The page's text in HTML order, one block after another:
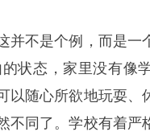
不是个例，而是一
状态，家里没有像
以随心所欲地玩耍、
不同了。学校有着严